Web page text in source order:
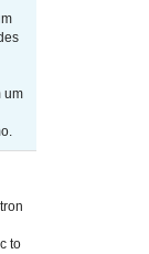
um
to